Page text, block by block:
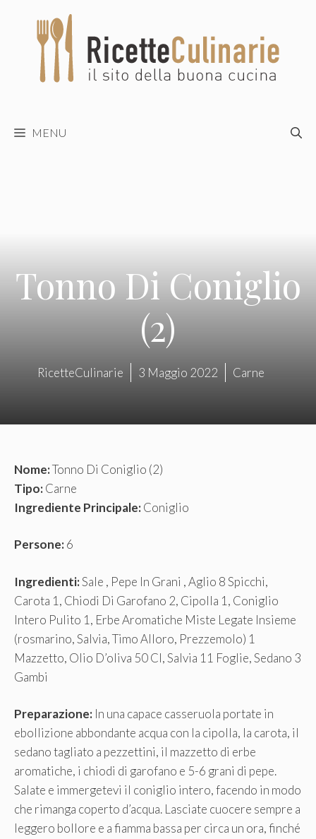
contenuto
MENU
Tonno Di Coniglio
(2)
RicetteCulinarie 3 Maggio 2022 Carne
Nome:Tonno Di Coniglio (2)
Tipo:Carne
Ingrediente Principale:Coniglio
Persone:6
Ingredienti:Sale , Pepe In Grani , Aglio 8 Spicchi,
Carota 1, Chiodi Di Garofano 2, Cipolla 1, Coniglio
Intero Pulito 1, Erbe Aromatiche Miste Legate Insieme
(rosmarino, Salvia, Timo Alloro, Prezzemolo) 1
Mazzetto, Olio D’oliva 50 Cl, Salvia 11 Foglie, Sedano 3
Gambi
Preparazione: In una capace casseruola portate in
ebollizione abbondante acqua con la cipolla, la carota, il
sedano tagliato a pezzettini, il mazzetto di erbe
aromatiche, i chiodi di garofano e 5-6 grani di pepe.
Salate e immergetevi il coniglio intero, facendo in modo
che rimanga coperto d’acqua. Lasciate cuocere sempre a
leggero bollore e a fiamma bassa per circa un ora, finché